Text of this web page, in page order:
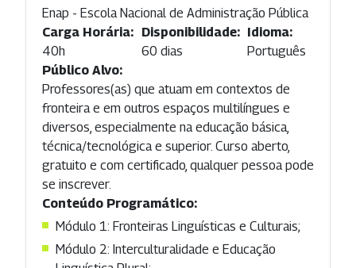
Enap - Escola Nacional de Administração Pública
Carga Horária:
40h
Disponibilidade:
60 dias
Idioma:
Português
Público Alvo:
Professores(as) que atuam em contextos de
fronteira e em outros espaços multilíngues e
diversos, especialmente na educação básica,
técnica/tecnológica e superior. Curso aberto,
gratuito e com certificado, qualquer pessoa pode
se inscrever.
Conteúdo Programático:
Módulo 1: Fronteiras Linguísticas e Culturais;
Módulo 2: Interculturalidade e Educação